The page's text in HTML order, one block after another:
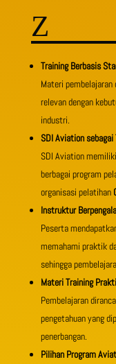
Z
Training Berbasis
Materi
relevan dengan
industri.
SDI Aviation sebagai
SDI Aviation
berbagai program
organisasi pelatihan
Instruktur
Peserta
memahami praktik
sehingga
Materi Training
Pembelajaran
pengetahuan yang
penerbangan.
Pilihan Program